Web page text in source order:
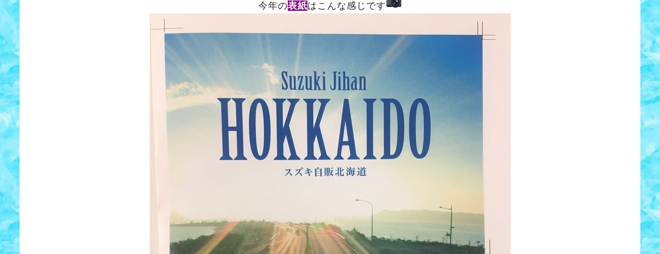
今年の表紙はこんな感じです